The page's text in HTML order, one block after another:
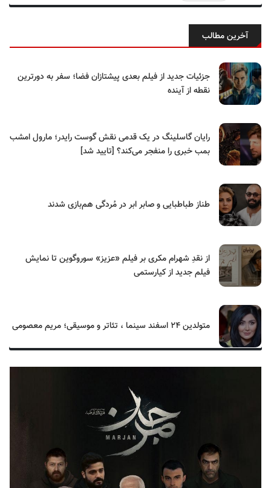
آخرین مطالب
جزئیات جدید از فیلم بعدی پیشتازان فضا؛ سفر به دورترین
نقطه از آینده
رایان گاسلینگ در یک قدمی نقش گوست رایدر؛ مارول امشب
بمب خبری را منفجر می‌کند؟ [تایید شد]
طناز طباطبایی و صابر ابر در مُردگی هم‌بازی شدند
از نقدِ شهرام مکری بر فیلم «عزیز» سوروگوین تا نمایش
فیلم جدید از کیارستمی
متولدین ۲۴ اسفند سینما ، تئاتر و موسیقی؛ مریم معصومی